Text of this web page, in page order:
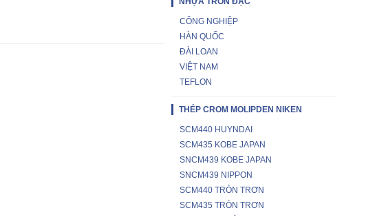
CÔNG NGHIỆP
HÀN QUỐC
ĐÀI LOAN
VIỆT NAM
TEFLON
THÉP CROM MOLIPDEN NIKEN
SCM440 HUYNDAI
SCM435 KOBE JAPAN
SNCM439 KOBE JAPAN
SNCM439 NIPPON
SCM440 TRÒN TRƠN
SCM435 TRÒN TRƠN